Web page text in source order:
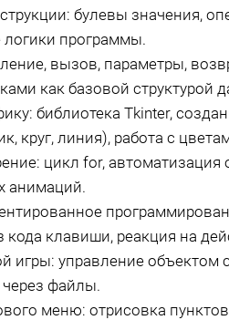
булевы значения,
логики программы.
вызов, параметры,
как базовой структурой
библиотека Tkinter,
круг, линия), работа с
цикл for, автоматизация
анимаций.
кода клавиши, реакция на
игры: управление объектом
через файлы.
меню: отрисовка